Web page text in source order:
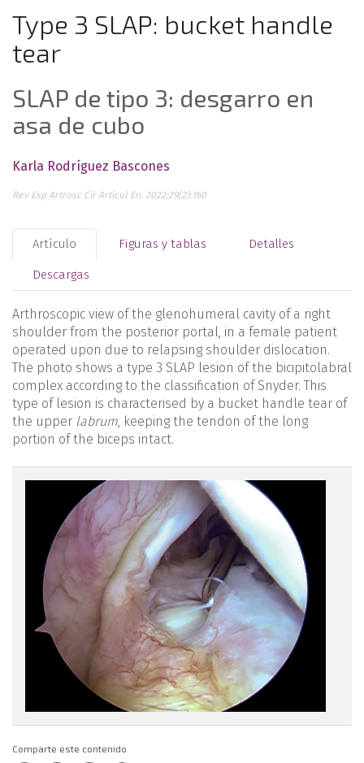
Type 3 SLAP: bucket handle
tear
SLAP de tipo 3: desgarro en
asa de cubo
Karla Rodríguez Bascones
Rev Esp Artrosc Cir Articul En. 2022;29(2):160
Artículo Figuras y tablas Detalles
Descargas
Arthroscopic view of the glenohumeral cavity of a right
shoulder from the posterior portal, in a female patient
operated upon due to relapsing shoulder dislocation.
The photo shows a type 3 SLAP lesion of the bicipitolabral
complex according to the classification of Snyder. This
type of lesion is characterised by a bucket handle tear of
the upper labrum, keeping the tendon of the long
portion of the biceps intact.
reacae.29276.fs2107023en-
figure1.png
Comparte este contenido